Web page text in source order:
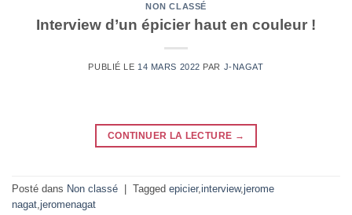
NON CLASSÉ
Interview d’un épicier haut en couleur !
PUBLIÉ LE 14 MARS 2022 PAR J-NAGAT
CONTINUER LA LECTURE →
Posté dans Non classé Tagged epicier, interview,jerome
nagat jeromenagat